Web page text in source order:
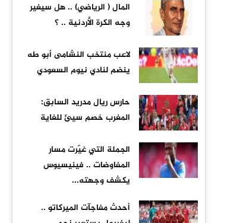
المال ( الرياضي) .. هل سيغير
وجه الكرة الأردنية .. ؟
لاعب منتخب النشامى أبو طه
ينضم لنادي نيوم السعودي
حارس ريال مدريد السابق:
المغرب خصم سيئ للغاية
الجملة التي غيّرت مسار
المفاوضات .. فينيسيوس
يكشف وجهته...
أحدث مفاجآت الميركاتو ..